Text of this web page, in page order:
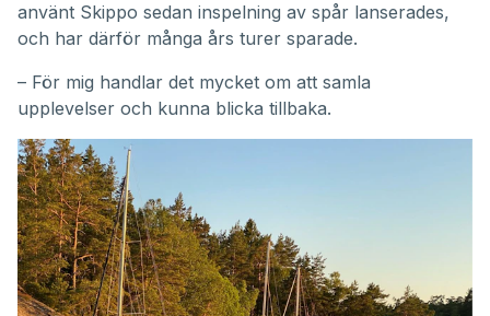
använt Skippo sedan inspelning av spår lanserades,
och har därför många års turer sparade.
– För mig handlar det mycket om att samla
upplevelser och kunna blicka tillbaka.